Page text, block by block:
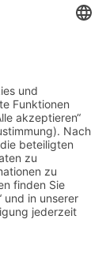
AG und
Auf der
sich KORSCH